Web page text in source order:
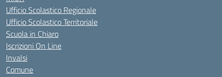
Ufficio Scolastico Regionale
Ufficio Scolastico Territoriale
Scuola in Chiaro
Iscrizioni On Line
Invalsi
Comune